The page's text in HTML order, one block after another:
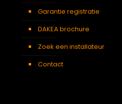
Garantie registratie
DAKEA brochure
Zoek een installateur
Contact